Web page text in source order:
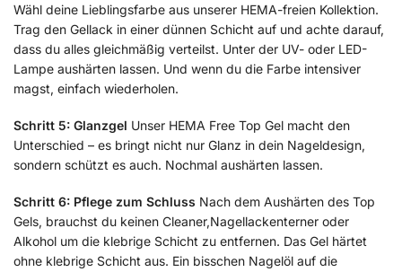
Wähl deine Lieblingsfarbe aus unserer HEMA-freien Kollektion.
Trag den Gellack in einer dünnen Schicht auf und achte darauf,
dass du alles gleichmäßig verteilst. Unter der UV- oder LED-
Lampe aushärten lassen. Und wenn du die Farbe intensiver
magst, einfach wiederholen.
Schritt 5: Glanzgel Unser HEMA Free Top Gel macht den
Unterschied – es bringt nicht nur Glanz in dein Nageldesign,
sondern schützt es auch. Nochmal aushärten lassen.
Schritt 6: Pflege zum Schluss Nach dem Aushärten des Top
Gels, brauchst du keinen Cleaner,Nagellackenterner oder
Alkohol um die klebrige Schicht zu entfernen. Das Gel härtet
ohne klebrige Schicht aus. Ein bisschen Nagelöl auf die